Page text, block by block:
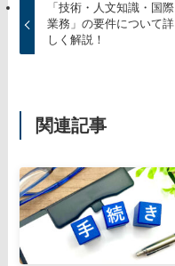
「技術・人文知識・国際
業務」の要件について詳
しく解説！
関連記事